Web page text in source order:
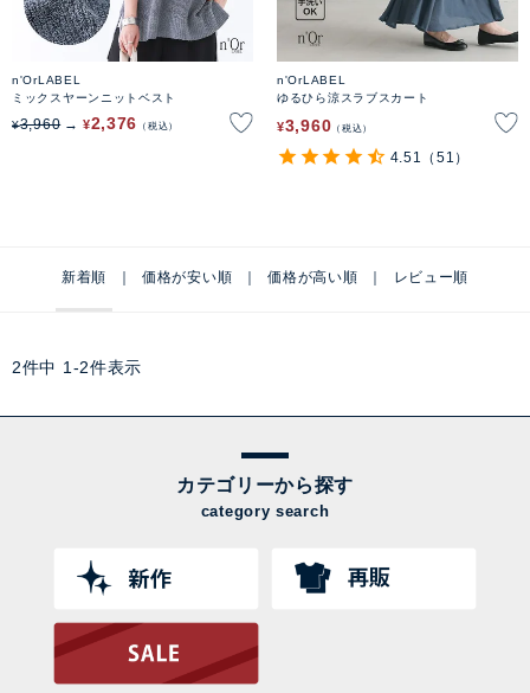
n'OrLABEL
ミックスヤーンニットベスト
¥3,960 ¥2,376 税込
n'OrLABEL
ゆるひら涼スラブスカート
¥3,960 税込
4.51 （51）
新着順 価格が安い順 価格が高い順 レビュー順
2件中 1 -2件表示
カテゴリーから探す
category search